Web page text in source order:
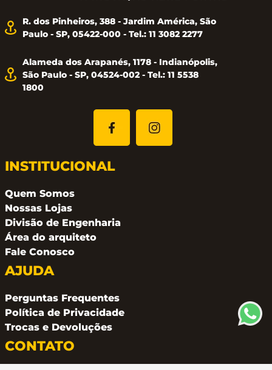
R. dos Pinheiros, 388 - Jardim América, São
Paulo - SP, 05422-000 - Tel.: 11 3082 2277
Alameda dos Arapanés, 1178 - Indianópolis,
São Paulo - SP, 04524-002 - Tel.: 11 5538
1800
INSTITUCIONAL
Quem Somos
Nossas Lojas
Divisão de Engenharia
Área do arquiteto
Fale Conosco
AJUDA
Perguntas Frequentes
Política de Privacidade
Trocas e Devoluções
CONTATO